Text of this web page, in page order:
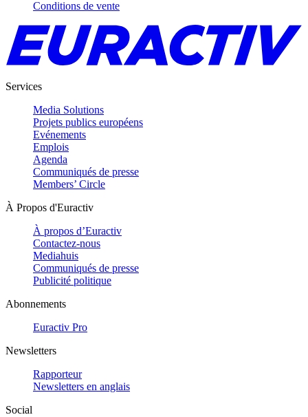
Conditions de vente
Services
Media Solutions
Projets publics européens
Evénements
Emplois
Agenda
Communiqués de presse
Members’ Circle
À Propos d'Euractiv
À propos d’Euractiv
Contactez-nous
Mediahuis
Communiqués de presse
Publicité politique
Abonnements
Euractiv Pro
Newsletters
Rapporteur
Newsletters en anglais
Social